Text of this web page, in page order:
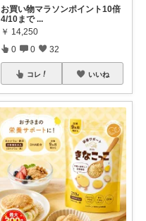
お買い物マラソンポイント10倍
4/10まで ...
￥ 14,250
0 0 32
コレ いいね